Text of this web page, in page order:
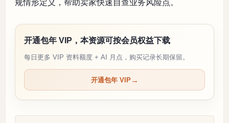
规情形定义，帮助卖家快速自查业务风险点。
开通包年 VIP，本资源可按会员权益下载
每日更多 VIP 资料额度 + AI 月点，购买记录长期保留。
开通包年 VIP